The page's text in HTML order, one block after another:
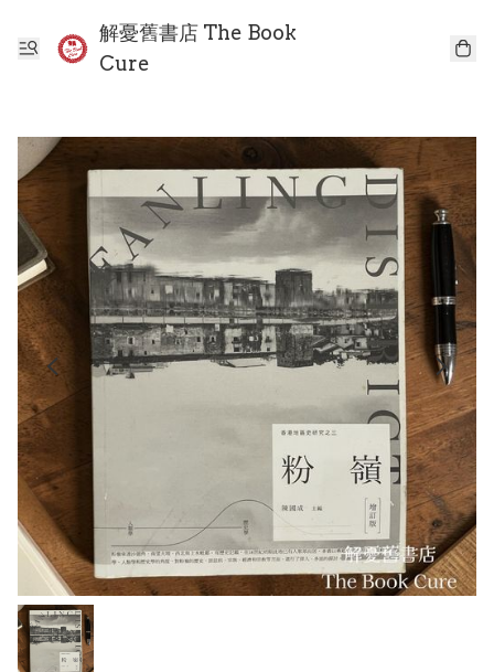
解憂舊書店 The Book
Cure